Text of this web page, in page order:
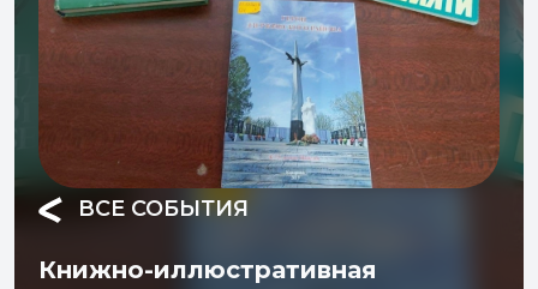
ВСЕ СОБЫТИЯ
Книжно-иллюстративная